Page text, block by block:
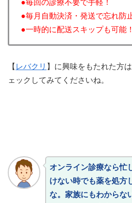
●毎回の診療不要で手軽！
●毎月自動決済・発送で忘れ防
●一時的に配送スキップも可能！
【 レバクリ 】に興味をもたれた方
ェックしてみてくださいね。
オンライン診療なら忙
けない時でも薬を処方
な。家族にもわからな